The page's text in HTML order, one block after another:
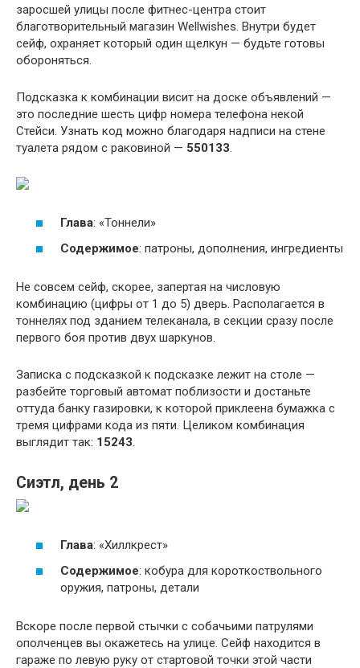
заросшей улицы после фитнес-центра стоит
благотворительный магазин Wellwishes. Внутри будет
сейф, охраняет который один щелкун — будьте готовы
обороняться.
Подсказка к комбинации висит на доске объявлений —
это последние шесть цифр номера телефона некой
Стейси. Узнать код можно благодаря надписи на стене
туалета рядом с раковиной — 550133
Глава: «Тоннели»
Содержимое: патроны, дополнения, ингредиенты
Не совсем сейф, скорее, запертая на числовую
комбинацию (цифры от 1 до 5) дверь. Располагается в
тоннелях под зданием телеканала, в секции сразу после
первого боя против двух шаркунов.
Записка с подсказкой к подсказке лежит на столе —
разбейте торговый автомат поблизости и достаньте
оттуда банку газировки, к которой приклеена бумажка с
тремя цифрами кода из пяти. Целиком комбинация
выглядит так: 15243
Сиэтл, день 2
Глава: «Хиллкрест»
Содержимое: кобура для короткоствольного
оружия, патроны, детали
Вскоре после первой стычки с собачьими патрулями
ополченцев вы окажетесь на улице. Сейф находится в
гараже по левую руку от стартовой точки этой части